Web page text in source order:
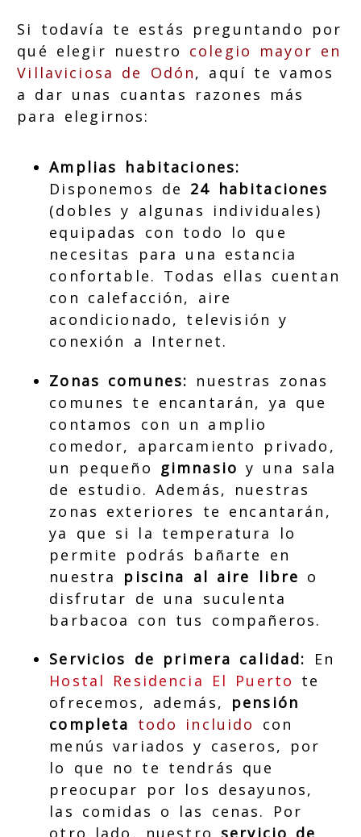
Si todavía te estás preguntando por
qué elegir nuestro colegio mayor en
Villaviciosa de Odón, aquí te vamos
a dar unas cuantas razones más
para elegirnos:
Amplias habitaciones:
Disponemos de 24 habitaciones
(dobles y algunas individuales)
equipadas con todo lo que
necesitas para una estancia
confortable. Todas ellas cuentan
con calefacción, aire
acondicionado, televisión y
conexión a Internet.
Zonas comunes: nuestras zonas
comunes te encantarán, ya que
contamos con un amplio
comedor, aparcamiento privado,
un pequeño gimnasio y una sala
de estudio. Además, nuestras
zonas exteriores te encantarán,
ya que si la temperatura lo
permite podrás bañarte en
nuestra piscina al aire libre o
disfrutar de una suculenta
barbacoa con tus compañeros.
Servicios de primera calidad:
En
Hostal Residencia El Puerto te
ofrecemos, además, pensión
completa todo incluido
con
menús variados y caseros, por
lo que no te tendrás que
preocupar por los desayunos,
las comidas o las cenas. Por
otro lado, nuestro servicio de